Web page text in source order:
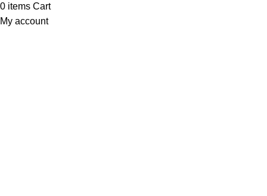
0 items Cart
My account